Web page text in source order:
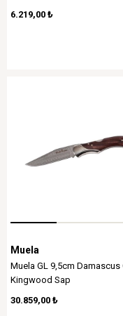
6.219,00 ₺
Muela
Muela GL 9,5cm Damascus
Kingwood Sap
30.859,00 ₺